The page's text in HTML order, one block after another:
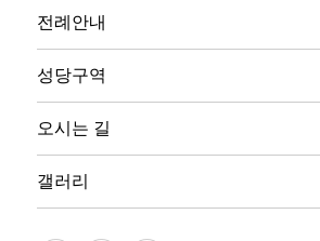
전례안내
성당구역
오시는 길
갤러리